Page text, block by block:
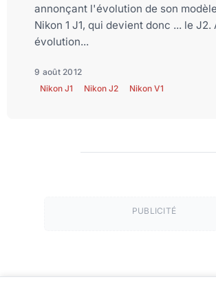
annonçant l'évolution de son
Nikon 1 J1, qui devient donc ... le J2.
évolution...
9 août 2012
Nikon J1
Nikon J2 Nikon V1
PUBLICITÉ